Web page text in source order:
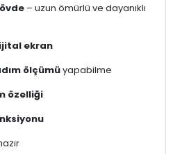
– uzun ömürlü ve dayanıklı
ekran
ölçümüyapabilme
özelliği